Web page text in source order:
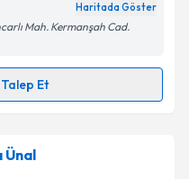
Haritada Göster
Mah. Kermanşah Cad.
Et
randevu takvimi talebi
almanız için bir
Ünal